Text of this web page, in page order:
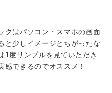
クはパソコン・スマホの画面
と少しイメージとちがったな
1度サンプルを見ていただき
感できるのでオススメ！